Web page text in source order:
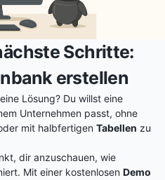
Schritte:
erstellen
Lösung? Du willst eine
Unternehmen passt, ohne
mit halbfertigen Tabellen zu
dir anzuschauen, wie
Mit einer kostenlosen Demo